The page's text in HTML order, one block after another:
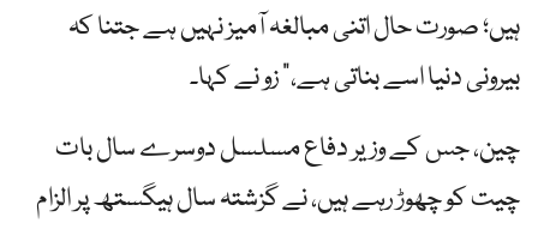
ہیں؛ صورت حال اتنی مبالغہ آمیز نہیں ہے جتنا کہ
بیرونی دنیا اسے بناتی ہے،” زو نے کہا۔
چین، جس کے وزیر دفاع مسلسل دوسرے سال بات
چیت کو چھوڑ رہے ہیں، نے گزشتہ سال ہیگستھ پر الزام